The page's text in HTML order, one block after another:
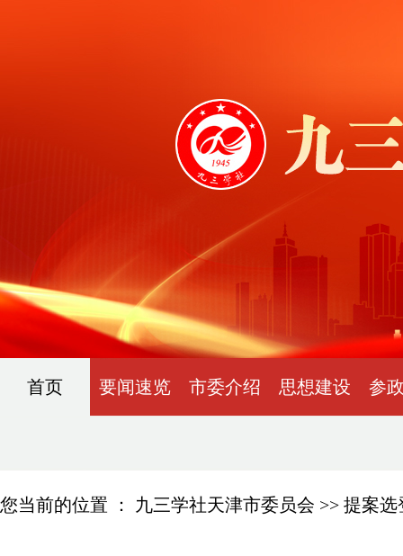
首页 要闻速览 市委介绍 思想建设 参
您当前的位置 ： 九三学社天津市委员会 >> 提案选